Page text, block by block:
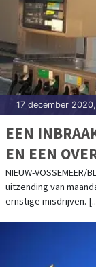
17 december
EEN
EN EEN
NIEUW-VOSSEMEER/
uitzending van
ernstige misdrijven.